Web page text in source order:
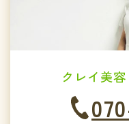
クレイ美